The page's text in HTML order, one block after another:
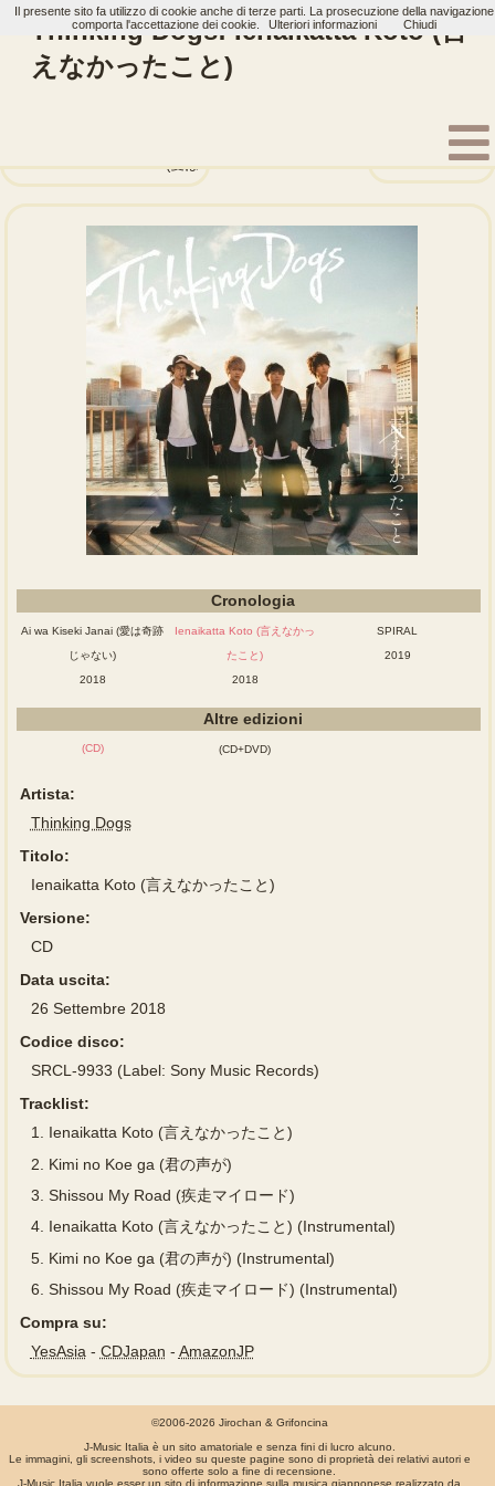
Thinking Dogs: Ienaikatta Koto (言
えなかったこと)
Ai wa Kiseki Janai (愛は奇跡じゃない) SPIRAL
Cronologia
Ai wa Kiseki Janai (愛は奇跡
じゃない)
2018
Ienaikatta Koto (言えなかっ
たこと)
2018
SPIRAL
2019
Altre edizioni
(CD) (CD+DVD)
Artista:
Thinking Dogs
Titolo:
Ienaikatta Koto (言えなかったこと)
Versione:
CD
Data uscita:
26 Settembre 2018
Codice disco:
SRCL-9933 (Label: Sony Music Records)
Tracklist:
1.
Ienaikatta Koto (言えなかったこと)
2.
Kimi no Koe ga (君の声が)
3. Shissou My Road (疾走マイロード)
4. Ienaikatta Koto (言えなかったこと) (Instrumental)
5. Kimi no Koe ga (君の声が) (Instrumental)
6. Shissou My Road (疾走マイロード) (Instrumental)
Compra su:
YesAsia - CDJapan - AmazonJP
©2006-2026 Jirochan & Grifoncina
J-Music Italia è un sito amatoriale e senza fini di lucro alcuno.
Le immagini, gli screenshots, i video su queste pagine sono di proprietà dei relativi autori e
sono offerte solo a fine di recensione.
J-Music Italia vuole esser un sito di informazione sulla musica giapponese realizzato da
Il presente sito fa utilizzo di cookie anche di terze parti. La prosecuzione della navigazione
comporta l'accettazione dei cookie.
Ulteriori informazioni Chiudi